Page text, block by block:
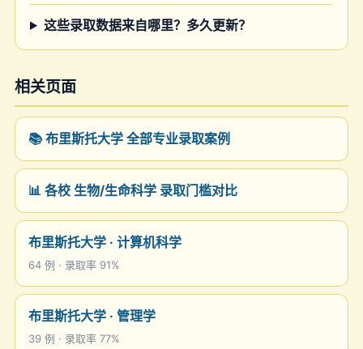
这些录取数据来自哪里？多久更新？
相关页面
📚 布里斯托大学 全部专业录取案例
📊 各校 生物/生命科学 录取门槛对比
布里斯托大学 · 计算机科学
64 例 · 录取率 91%
布里斯托大学 · 管理学
39 例 · 录取率 77%